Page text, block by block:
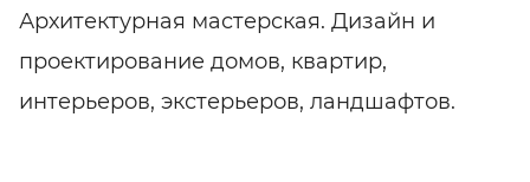
Архитектурная мастерская. Дизайн и
проектирование домов, квартир,
интерьеров, экстерьеров, ландшафтов.